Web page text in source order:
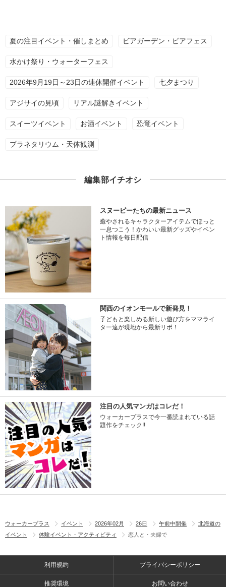
夏の注目イベント・催しまとめ ビアガーデン・ビアフェス
水かけ祭り・ウォーターフェス
2026年9月19日～23日の連休開催イベント 七夕まつり
アジサイの見頃 リアル謎解きイベント
スイーツイベント お酒イベント 恐竜イベント
プラネタリウム・天体観測
編集部イチオシ
スヌーピーたちの最新ニュース
癒やされるキャラクターアイテムでほっと
一息つこう！かわいい最新グッズやイベン
ト情報を毎日配信
関西のイオンモールで新発見！
子どもと楽しめる新しい遊び方をママライ
ター達が現地から最新リポ！
注目の人気マンガはコレだ！
ウォーカープラスで今一番読まれている話
題作をチェック!!
ウォーカープラス イベント 2026年02月 26日 午前中開催
北海道の
イベント
体験イベント・アクティビティ 恋人と・夫婦で
利用規約 プライバシーポリシー
推奨環境 お問い合わせ